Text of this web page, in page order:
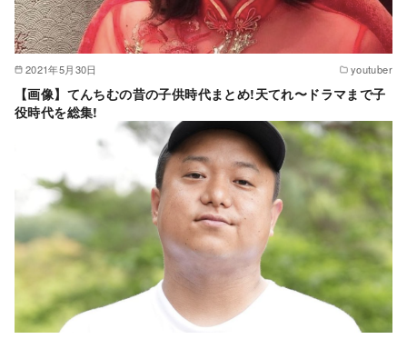
2021年5月30日 youtuber
【画像】てんちむの昔の子供時代まとめ!天てれ〜ドラマまで子
役時代を総集!